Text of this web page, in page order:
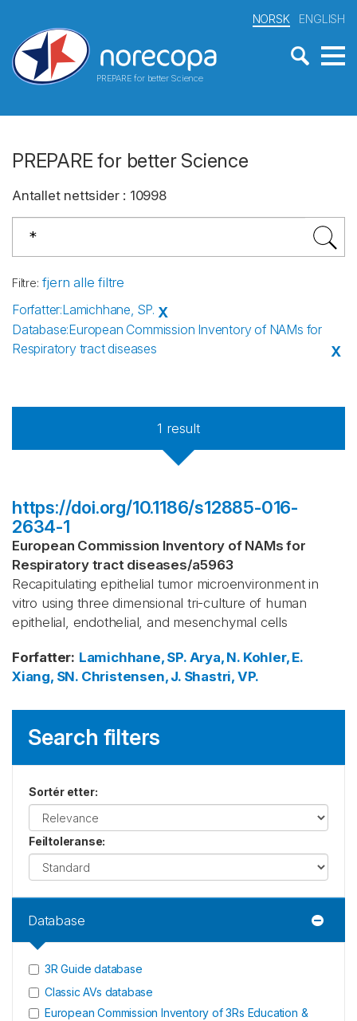
PREPARE for better Science
NORSK ENGLISH
PREPARE for better Science
Antallet nettsider: 10998
Filtre: fjern alle filtre
Forfatter:Lamichhane, SP. X
Database:European Commission Inventory of NAMs for
Respiratory tract diseases
X
1 result
https://doi.org/10.1186/s12885-016-
2634-1
European Commission Inventory of NAMs for
Respiratory tract diseases/a5963
Recapitulating epithelial tumor microenvironment in
vitro using three dimensional tri-culture of human
epithelial, endothelial, and mesenchymal cells
Forfatter: Lamichhane, SP. Arya, N. Kohler, E.
Xiang, SN. Christensen, J. Shastri, VP.
Search filters
Sortér etter:
Feiltoleranse:
Database
3R Guide database
Classic AVs database
European Commission Inventory of 3Rs Education &